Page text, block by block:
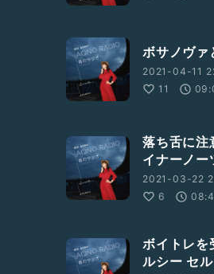
ボサノヴァ
2021-04-11
11
落ち舌に
イナーノー
2021-03-22
6
ボイトレ
ルシー セ